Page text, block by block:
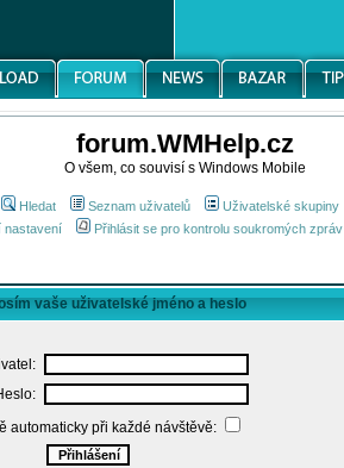
forum.WMHelp.cz
O všem, co souvisí s Windows Mobile
Hledat Seznam uživatelů Uživatelské skupiny
nastavení
Přihlásit se pro kontrolu soukromých zpráv
vaše uživatelské jméno a heslo
automaticky při každé návštěvě: